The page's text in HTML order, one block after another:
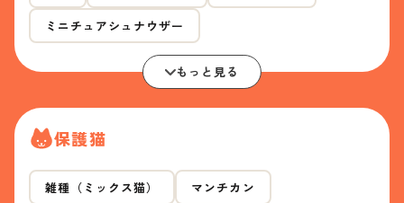
ミニチュアシュナウザー
もっと見る
保護猫
雑種（ミックス猫） マンチカン